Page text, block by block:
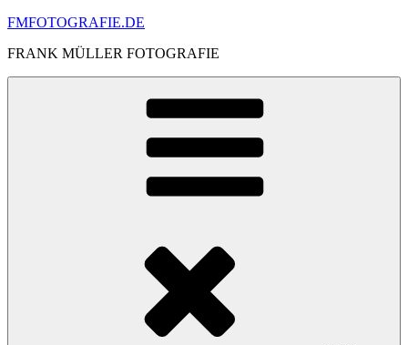
Skip
content
FMFOTOGRAFIE.DE
FRANK MÜLLER FOTOGRAFIE